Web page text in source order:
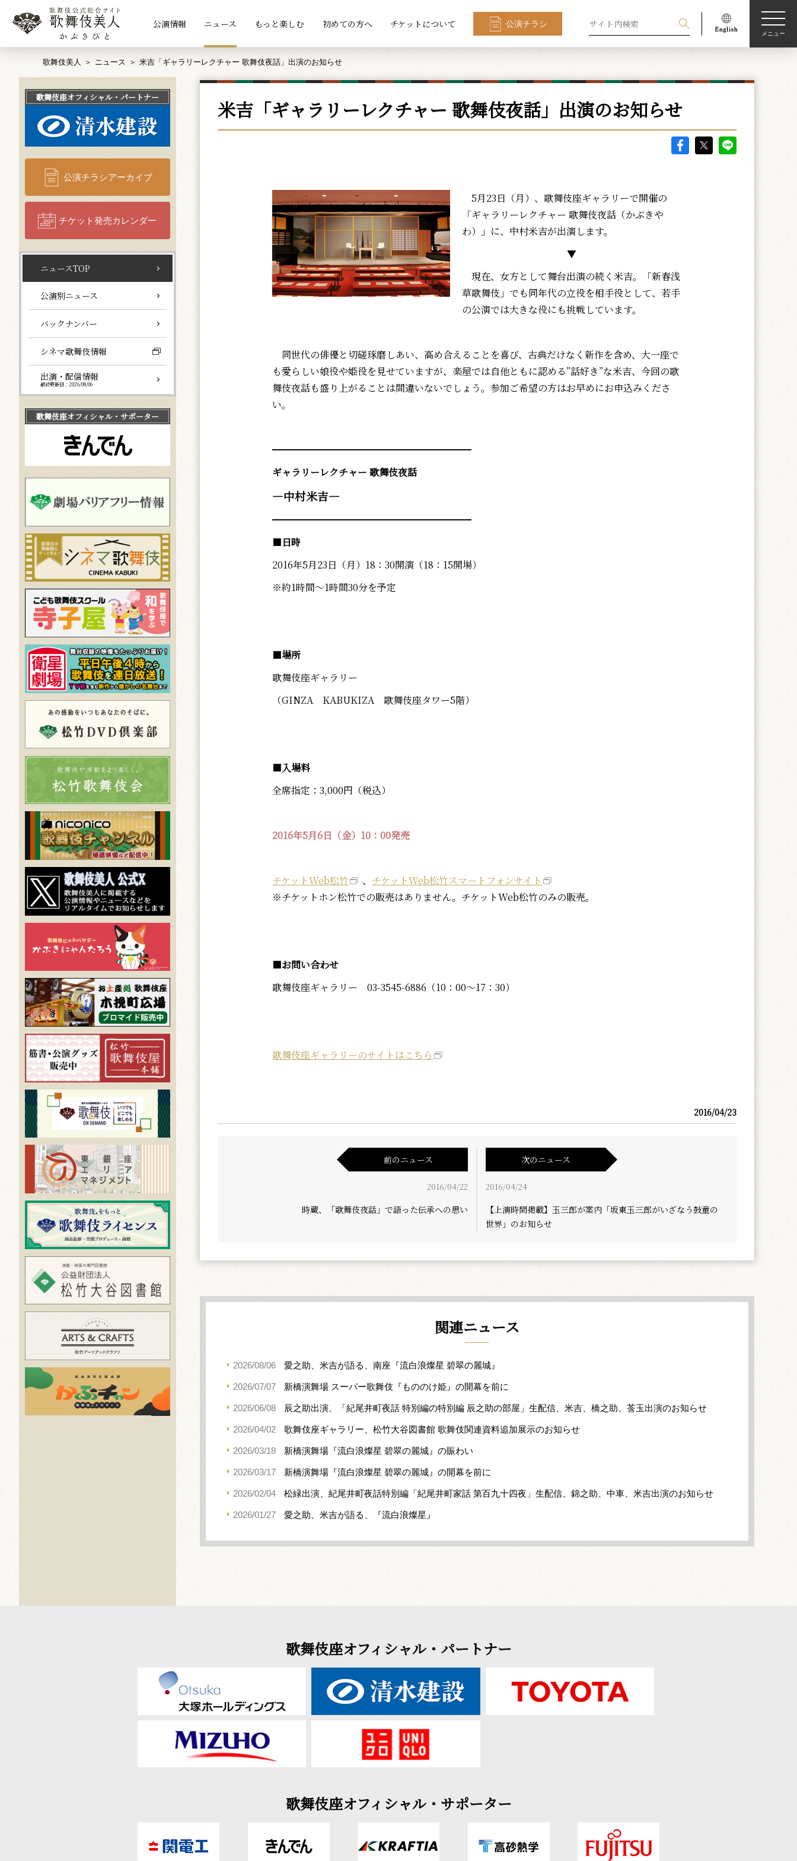
公演情報 ニュース もっと楽しむ 初めての方へ チケットについて 公演チラシ
メニュー
歌舞伎美人 ニュース 米吉「ギャラリーレクチャー 歌舞伎夜話」出演のお知らせ
米吉「ギャラリーレクチャー 歌舞伎夜話」出演のお知らせ
5月23日（月）、歌舞伎座ギャラリーで開催の
「ギャラリーレクチャー 歌舞伎夜話（かぶきや
わ）」に、中村米吉が出演します。
▼
現在、女方として舞台出演の続く米吉。「新春浅
草歌舞伎」でも同年代の立役を相手役として、若手
の公演では大きな役にも挑戦しています。
同世代の俳優と切磋琢磨しあい、高め合えることを喜び、古典だけなく新作を含め、大一座で
も愛らしい娘役や姫役を見せていますが、 楽屋では自他ともに認める”話好き”な米吉、今回の歌
舞伎夜話も盛り上がることは間違いないでしょう。参加ご希望の方はお早めにお申込みくださ
い。
━━━━━━━━━━━━━━━━━━━━━
ギャラリーレクチャー 歌舞伎夜話
―中村米吉―
━━━━━━━━━━━━━━━━━━━━━
■日時
2016年5月23日（月）18：30開演（18：15開場）
※約1時間～1時間30分を予定
■場所
歌舞伎座ギャラリー
（GINZA KABUKIZA 歌舞伎座タワー5階）
■入場料
全席指定：3,000円（税込）
2016年5月6日（金）10：00発売
チケットWeb松竹 、 チケットWeb松竹スマートフォンサイト
※チケットホン松竹での販売はありません。チケットWeb松竹のみの販売。
■お問い合わせ
歌舞伎座ギャラリー 03-3545-6886（10：00～17：30）
歌舞伎座ギャラリーのサイトはこちら
2016/04/23
前のニュース
2016/04/22
時蔵、「歌舞伎夜話」で語った伝承への思い
次のニュース
2016/04/24
【上演時間掲載】玉三郎が案内「坂東玉三郎がいざなう鼓童の
世界」のお知らせ
関連ニュース
2026/08/06 愛之助、米吉が語る、南座『流白浪燦星 碧翠の麗城』
2026/07/07 新橋演舞場 スーパー歌舞伎『もののけ姫』の開幕を前に
2026/06/08 辰之助出演、「紀尾井町夜話 特別編の特別編 辰之助の部屋」生配信、米吉、橋之助、莟玉出演のお知らせ
2026/04/02 歌舞伎座ギャラリー、松竹大谷図書館 歌舞伎関連資料追加展示のお知らせ
2026/03/18 新橋演舞場『流白浪燦星 碧翠の麗城』の賑わい
2026/03/17 新橋演舞場『流白浪燦星 碧翠の麗城』の開幕を前に
2026/02/04 松緑出演、紀尾井町夜話特別編「紀尾井町家話 第百九十四夜」生配信、錦之助、中車、米吉出演のお知らせ
2026/01/27 愛之助、米吉が語る、『流白浪燦星』
歌舞伎座オフィシャル・パートナー
公演チラシアーカイブ
チケット発売カレンダー
ニュースTOP
公演別ニュース
バックナンバー
シネマ歌舞伎情報
出演・配信情報
最終更新日：2026/08/06
歌舞伎座オフィシャル・サポーター
歌舞伎座オフィシャル・パートナー
歌舞伎座オフィシャル・サポーター